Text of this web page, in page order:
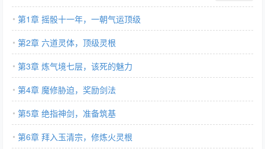
第1章 摇骰十一年，一朝气运顶级
第2章 六道灵体，顶级灵根
第3章 炼气境七层，该死的魅力
第4章 魔修胁迫，奖励剑法
第5章 绝指神剑，准备筑基
第6章 拜入玉清宗，修炼火灵根